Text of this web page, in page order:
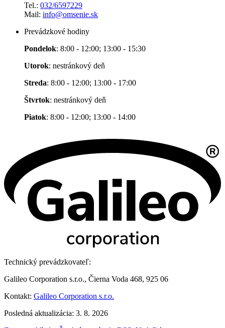
Tel.: 032/6597229
Mail: info@omsenie.sk
Prevádzkové hodiny
Pondelok: 8:00 - 12:00; 13:00 - 15:30
Utorok: nestránkový deň
Streda: 8:00 - 12:00; 13:00 - 17:00
Štvrtok: nestránkový deň
Piatok: 8:00 - 12:00; 13:00 - 14:00
Technický prevádzkovateľ:
Galileo Corporation s.r.o., Čierna Voda 468, 925 06
Kontakt: Galileo Corporation s.r.o.
Posledná aktualizácia: 3. 8. 2026